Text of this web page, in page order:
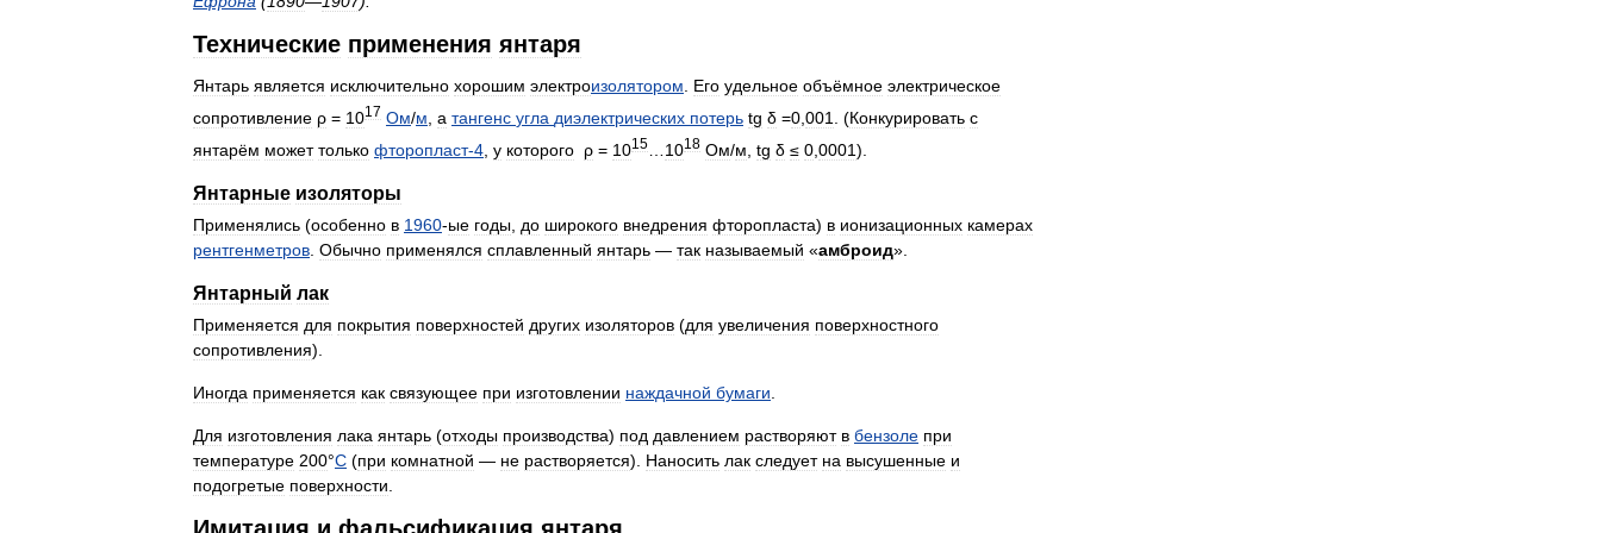
Технические применения янтаря
Янтарь является исключительно хорошим электроизолятором. Его удельное объёмное электрическое
сопротивление ρ = 1017 Ом/м а тангенс угла диэлектрических потерь tg δ =0 001 . (Конкурировать с
янтарём может только фторопласт-4 у которого ρ = 1015 1018 Ом/м tg δ ≤ 0 0001).
Янтарные изоляторы
Применялись (особенно в 1960-ые годы до широкого внедрения фторопласта) в ионизационных камерах
рентгенметров Обычно применялся сплавленный янтарь — так называемый «амброид».
Янтарный лак
Применяется для покрытия поверхностей других изоляторов (для увеличения поверхностного
сопротивления).
Иногда применяется как связующее при изготовлении наждачной бумаги
Для изготовления лака янтарь (отходы производства) под давлением растворяют в бензоле при
температуре 200°C (при комнатной — не растворяется). Наносить лак следует на высушенные и
подогретые поверхности